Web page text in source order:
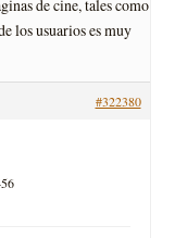
de cine, tales como
los usuarios es muy
#322380